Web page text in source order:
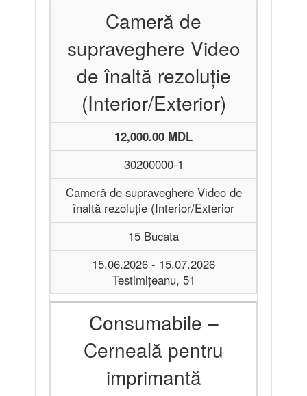
Cameră de
supraveghere Video
de înaltă rezoluție
(Interior/Exterior)
12,000.00 MDL
30200000-1
Cameră de supraveghere Video de
înaltă rezoluție (Interior/Exterior
15 Bucata
15.06.2026 - 15.07.2026
Testimițeanu, 51
Consumabile –
Cerneală pentru
imprimantă